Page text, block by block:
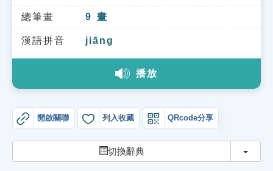
單字索引
生命大百科索引
教學應用
貓頭鷹博士
總筆畫 9 畫
漢語拼音 jiāng
播放
開啟關聯 列入收藏 QRcode分享
切換辭典 切換